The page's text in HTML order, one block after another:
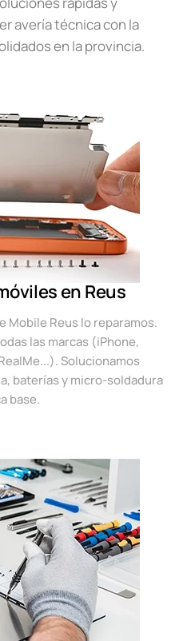
avería técnica con la
en la provincia.
en Reus
Mobile Reus lo reparamos.
las marcas (iPhone,
Solucionamos
baterías y micro-soldadura
base.